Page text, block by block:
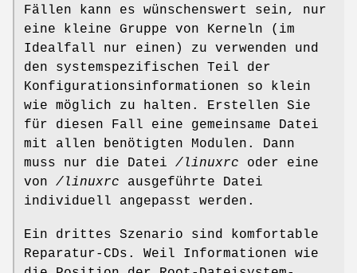
Fällen kann es wünschenswert sein, nur
eine kleine Gruppe von Kerneln (im
Idealfall nur einen) zu verwenden und
den systemspezifischen Teil der
Konfigurationsinformationen so klein
wie möglich zu halten. Erstellen Sie
für diesen Fall eine gemeinsame Datei
mit allen benötigten Modulen. Dann
muss nur die Datei /linuxrc oder eine
von /linuxrc ausgeführte Datei
individuell angepasst werden.
Ein drittes Szenario sind komfortable
Reparatur-CDs. Weil Informationen wie